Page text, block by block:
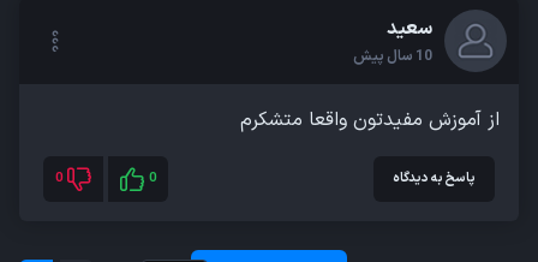
سعید
10 سال پیش
از آموزش مفیدتون واقعا متشکرم
پاسخ به دیدگاه 0
0